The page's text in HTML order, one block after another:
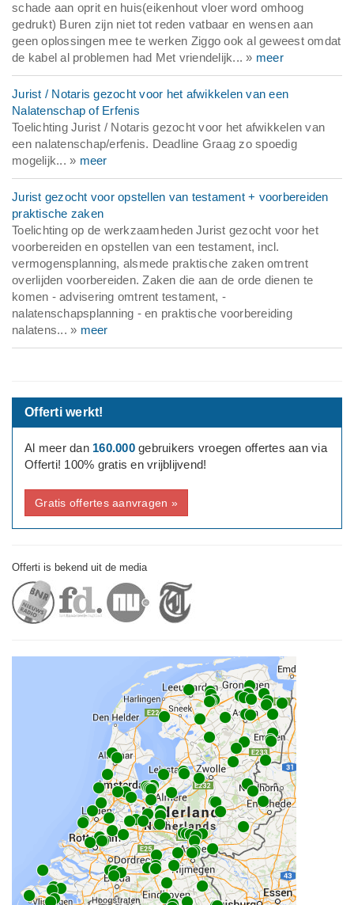
schade aan oprit en huis(eikenhout vloer word omhoog
gedrukt) Buren zijn niet tot reden vatbaar en wensen aan
geen oplossingen mee te werken Ziggo ook al geweest omdat
de kabel al problemen had Met vriendelijk... » meer
Jurist / Notaris gezocht voor het afwikkelen van een
Nalatenschap of Erfenis
Toelichting Jurist / Notaris gezocht voor het afwikkelen van
een nalatenschap/erfenis. Deadline Graag zo spoedig
mogelijk... » meer
Jurist gezocht voor opstellen van testament + voorbereiden
praktische zaken
Toelichting op de werkzaamheden Jurist gezocht voor het
voorbereiden en opstellen van een testament, incl.
vermogensplanning, alsmede praktische zaken omtrent
overlijden voorbereiden. Zaken die aan de orde dienen te
komen - advisering omtrent testament, -
nalatenschapsplanning - en praktische voorbereiding
nalatens... » meer
Offerti werkt!
Al meer dan 160.000gebruikers vroegen offertes aan via
Offerti! 100% gratis en vrijblijvend!
Gratis offertes aanvragen »
Offerti is bekend uit de media